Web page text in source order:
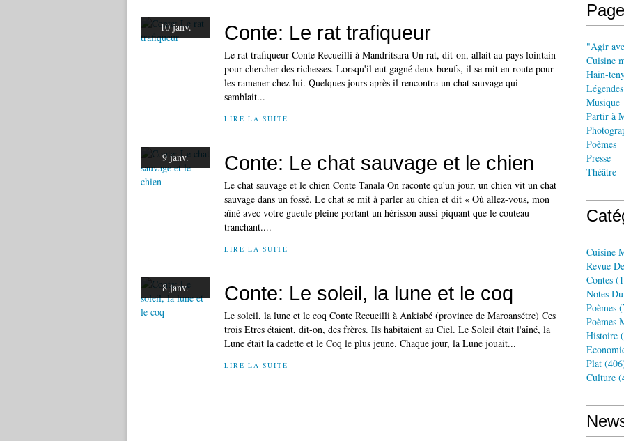
10 janv. Conte: Le rat trafiqueur
Le rat trafiqueur Conte Recueilli à Mandritsara Un rat, dit-on, allait au pays lointain
pour chercher des richesses. Lorsqu'il eut gagné deux bœufs, il se mit en route pour
les ramener chez lui. Quelques jours après il rencontra un chat sauvage qui
semblait...
LIRE LA SUITE
9 janv. Conte: Le chat sauvage et le chien
Le chat sauvage et le chien Conte Tanala On raconte qu'un jour, un chien vit un chat
sauvage dans un fossé. Le chat se mit à parler au chien et dit « Où allez-vous, mon
aîné avec votre gueule pleine portant un hérisson aussi piquant que le couteau
tranchant....
LIRE LA SUITE
8 janv. Conte: Le soleil, la lune et le coq
Le soleil, la lune et le coq Conte Recueilli à Ankiabé (province de Maroansétre) Ces
trois Etres étaient, dit-on, des frères. Ils habitaient au Ciel. Le Soleil était l'aîné, la
Lune était la cadette et le Coq le plus jeune. Chaque jour, la Lune jouait...
LIRE LA SUITE
"Agir
Cuisine
Hain-
Légendes
Musique
Partir à
Poèmes
Presse
Théâtre
Cuisine
Revue
Contes
Notes Du
Poèmes
Poèmes
Histoire
Plat
Culture